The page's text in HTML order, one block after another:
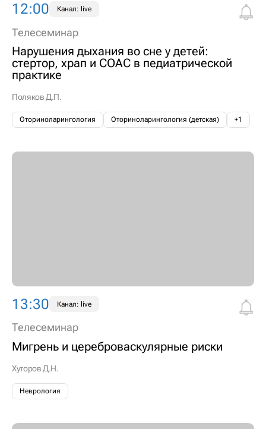
12:00 Канал: live
Телесеминар
Нарушения дыхания во сне у детей:
стертор, храп и СОАС в педиатрической
практике
Поляков Д.П.
Оториноларингология Оториноларингология (детская) +1
13:30 Канал: live
Телесеминар
Мигрень и цереброваскулярные риски
Хуторов Д.Н.
Неврология